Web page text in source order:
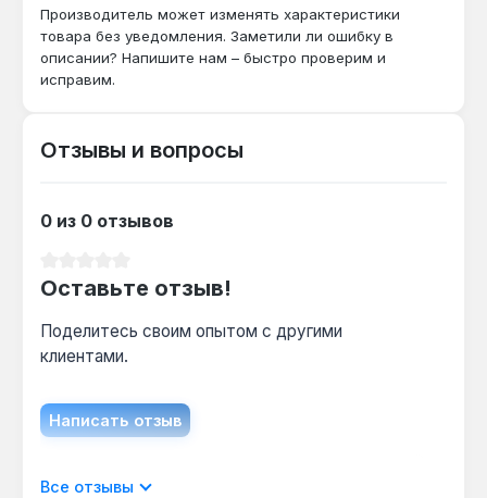
мм обеспечивают доступ к свечам с
резьбовой частью до 26 мм, включая
большинство моделей для двигателей DOHC.
Можно ли использовать с
динамометрическим ключом?
динамометрическими ключами этого
Н·м для большинства авто).
Производитель может изменять характеристики
товара без уведомления. Заметили ли ошибку в
описании? Напишите нам – быстро проверим и
исправим.
Отзывы и вопросы
0 из 0 отзывов
Оставьте отзыв!
Поделитесь своим опытом с другими
клиентами.
Написать отзыв
Отображать отзывы только на текущем
Все отзывы